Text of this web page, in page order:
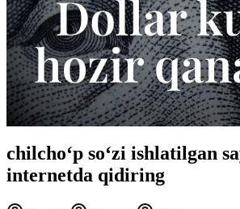
chilcho‘p so‘zi ishlatilgan
internetda qidiring